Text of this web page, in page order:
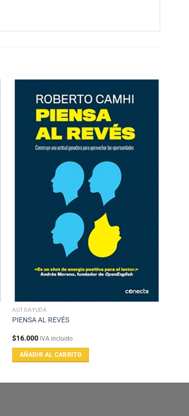
AUTOAYUDA
PIENSA AL REVÉS
$16.000 IVA incluido
AÑADIR AL CARRITO